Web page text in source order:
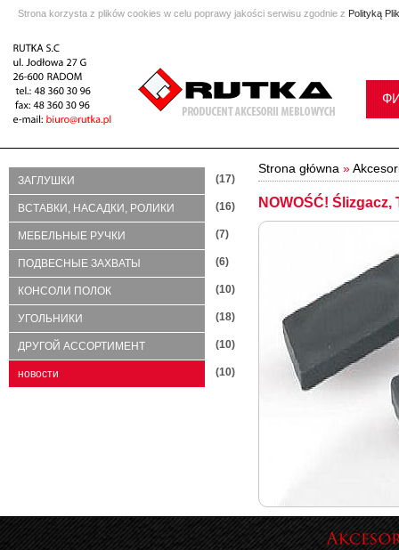
Strona korzysta z plików cookies w celu poprawy jakości serwisu zgodnie z Polityką
ЗАГЛУШКИ (17)
ВСТАВКИ, НАСАДКИ, РОЛИКИ (16)
МЕБЕЛЬНЫЕ РУЧКИ (7)
ПОДВЕСНЫЕ ЗАХВАТЫ (6)
КОНСОЛИ ПОЛОК (10)
УГОЛЬНИКИ (18)
ДРУГОЙ АССОРТИМЕНТ (10)
новости (10)
Strona główna »
NOWOŚĆ!